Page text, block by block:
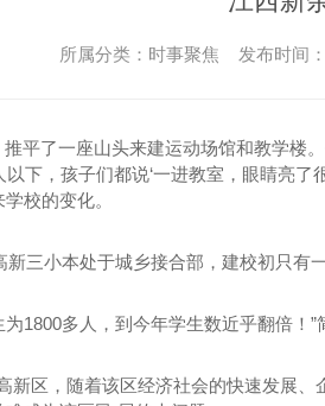
所属分类：时事聚焦 发布时间
推平了一座山头来建运动场馆和教学楼
下，孩子们都说‘一进教室，眼睛亮了
校的变化。
新三小本处于城乡接合部，建校初只有
1800多人，到今年学生数近乎翻倍！”
新区，随着该区经济社会的快速发展